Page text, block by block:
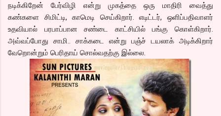
நடிக்கிறேன் பேர்விழி என்று முகத்தை ஒரு மாதிரி வைத்து
கண்களை சிமிட்டி, காமெடி செய்கிறார். எடிட்டர், ஒளிப்பதிவாளர்
உதவியால் பரபாப்பான சண்டை காட்சியில் பங்கு கொள்கிறார்.
அவ்வப்போது சாமி.. சாக்கடை என்று பஞ்ச் டயலாக் அடிக்கிறார்
வேறொன்றும் பெரிதாய் சொல்வதற்கு இல்லை.